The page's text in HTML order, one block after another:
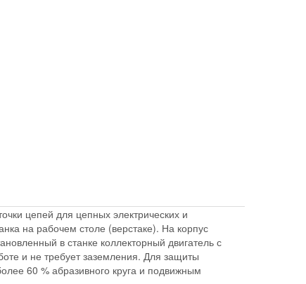
цепей для цепных электрических и
на рабочем столе (верстаке). На корпус
в станке коллекторный двигатель с
и не требует заземления. Для защиты
60 % абразивного круга и подвижным